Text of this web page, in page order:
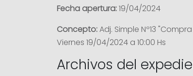
Fecha apertura:19/04/2024
Concepto:Adj. Simple Nº13
Viernes 19/04/2024 a 10:00 Hs
Archivos del